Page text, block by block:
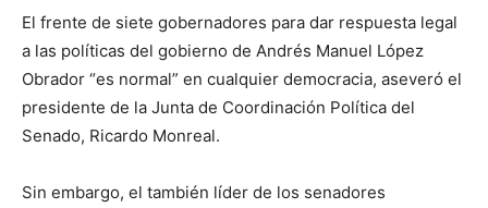
El frente de siete gobernadores para dar respuesta legal
a las políticas del gobierno de Andrés Manuel López
Obrador “es normal” en cualquier democracia, aseveró el
presidente de la Junta de Coordinación Política del
Senado, Ricardo Monreal.
Sin embargo, el también líder de los senadores